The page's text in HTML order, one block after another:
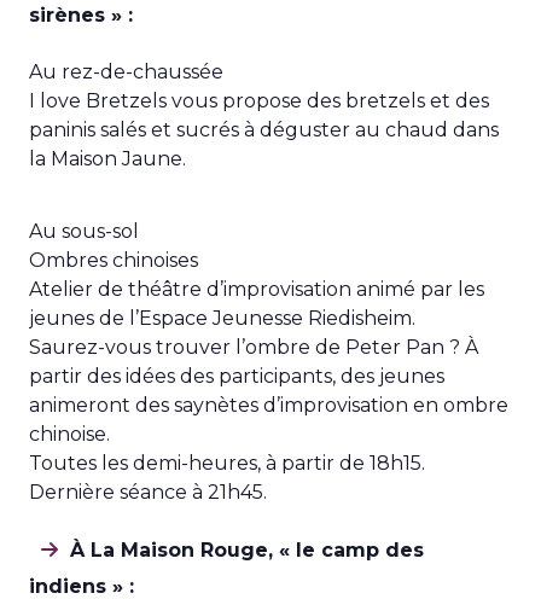
sirènes » :
Au rez-de-chaussée
I love Bretzels vous propose des bretzels et des
paninis salés et sucrés à déguster au chaud dans
la Maison Jaune.
Au sous-sol
Ombres chinoises
Atelier de théâtre d’improvisation animé par les
jeunes de l’Espace Jeunesse Riedisheim.
Saurez-vous trouver l’ombre de Peter Pan ? À
partir des idées des participants, des jeunes
animeront des saynètes d’improvisation en ombre
chinoise.
Toutes les demi-heures, à partir de 18h15.
Dernière séance à 21h45.
À La Maison Rouge, « le camp des
indiens » :